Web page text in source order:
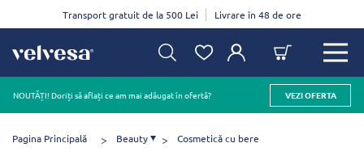
Transport gratuit de la 500 Lei Livrare în 48 de ore
NOUTĂȚI! Doriți să aflați ce am mai adăugat în ofertă? VEZI OFERTA
Pagina Principală Beauty Cosmetică cu bere